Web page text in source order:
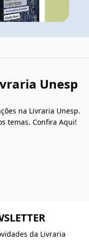
Unesp
na Livraria Unesp.
temas. Confira Aqui!
da Livraria